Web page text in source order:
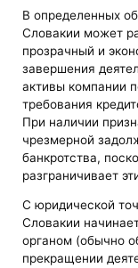
В определенных
Словакии может
прозрачный и
завершения
активы компании
требования
При наличии
чрезмерной
банкротства,
разграничивает
С юридической
Словакии
органом (обычно
прекращении